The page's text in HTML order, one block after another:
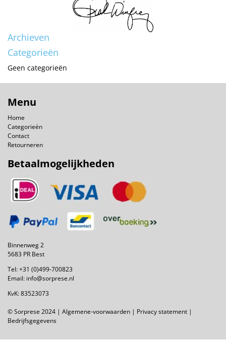
Archieven
Categorieën
Geen categorieën
Menu
Home
Categorieën
Contact
Retourneren
Betaalmogelijkheden
Binnenweg 2
5683 PR Best
Tel:+31 (0)499-700823
Email: info@sorprese.nl
KvK: 83523073
© Sorprese 2024 | Algemene-voorwaarden | Privacy statement |
Bedrijfsgegevens